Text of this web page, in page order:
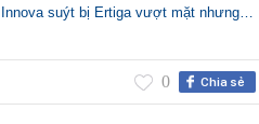
Innova suýt bị Ertiga vượt mặt nhưng…
Chia sẻ
0